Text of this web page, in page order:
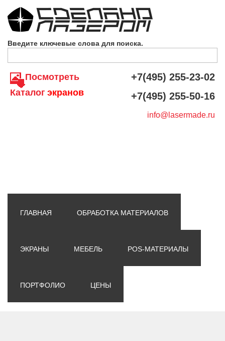
Введите ключевые слова для поиска.
Посмотреть
Каталог экранов
+7(495) 255-23-02
+7(495) 255-50-16
info@lasermade.ru
ГЛАВНАЯ ОБРАБОТКА МАТЕРИАЛОВ
ЭКРАНЫ МЕБЕЛЬ POS-МАТЕРИАЛЫ
ПОРТФОЛИО ЦЕНЫ